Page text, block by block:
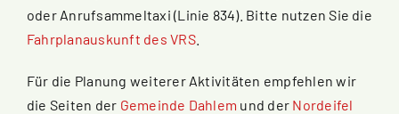
oder Anrufsammeltaxi (Linie 834). Bitte nutzen Sie die
Fahrplanauskunft des VRS.
Für die Planung weiterer Aktivitäten empfehlen wir
die Seiten der Gemeinde Dahlem und der Nordeifel